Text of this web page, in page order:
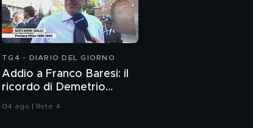
TG4 - DIARIO DEL GIORNO
Addio a Franco Baresi: il
ricordo di Demetrio
Albertini, Clarence
04 ago | Rete 4